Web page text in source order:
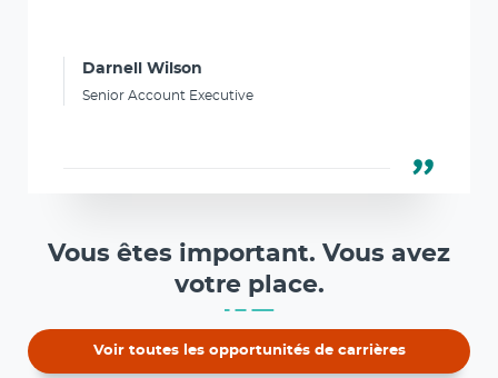
Darnell Wilson
Senior Account Executive
Vous êtes important. Vous avez
votre place.
Voir toutes les opportunités de carrières